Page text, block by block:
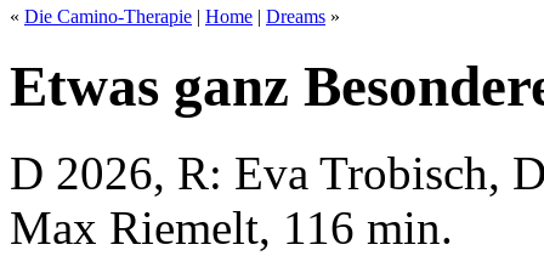
« Die Camino-Therapie | Home | Dreams »
Etwas ganz
D 2026, R: Eva Trobisch,
Max Riemelt, 116 min.